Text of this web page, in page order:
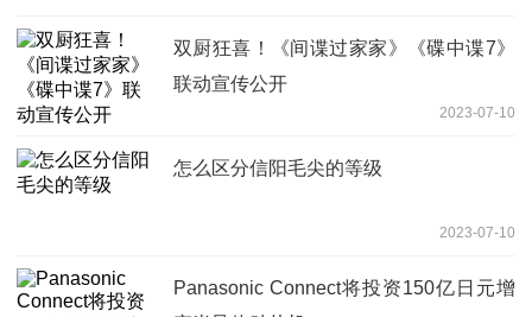
双厨狂喜！《间谍过家家》《碟中谍7》
联动宣传公开
2023-07-10
怎么区分信阳毛尖的等级
2023-07-10
Panasonic Connect将投资150亿日元增